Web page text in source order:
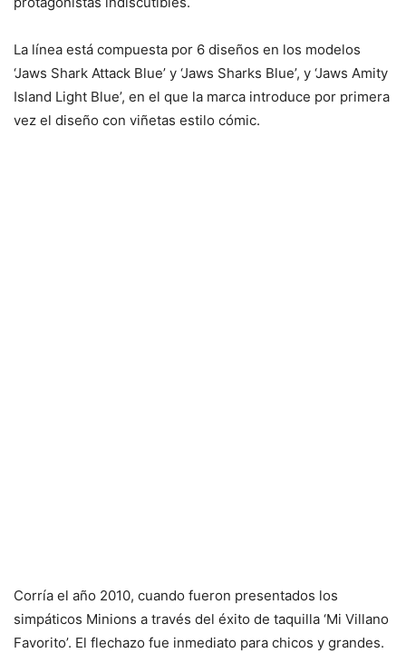
La línea está compuesta por 6 diseños en los modelos
‘Jaws Shark Attack Blue’ y ‘Jaws Sharks Blue’, y ‘Jaws Amity
Island Light Blue’, en el que la marca introduce por primera
vez el diseño con viñetas estilo cómic.
Corría el año 2010, cuando fueron presentados los
simpáticos Minions a través del éxito de taquilla ‘Mi Villano
Favorito’. El flechazo fue inmediato para chicos y grandes.